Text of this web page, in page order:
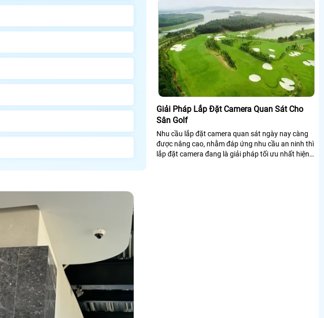
Giải Pháp Lắp Đặt Camera Quan Sát Cho
Sân Golf
Nhu cầu lắp đặt camera quan sát ngày nay càng
được nâng cao, nhằm đáp ứng nhu cầu an ninh thì
lắp đặt camera đang là giải pháp tối ưu nhất hiện